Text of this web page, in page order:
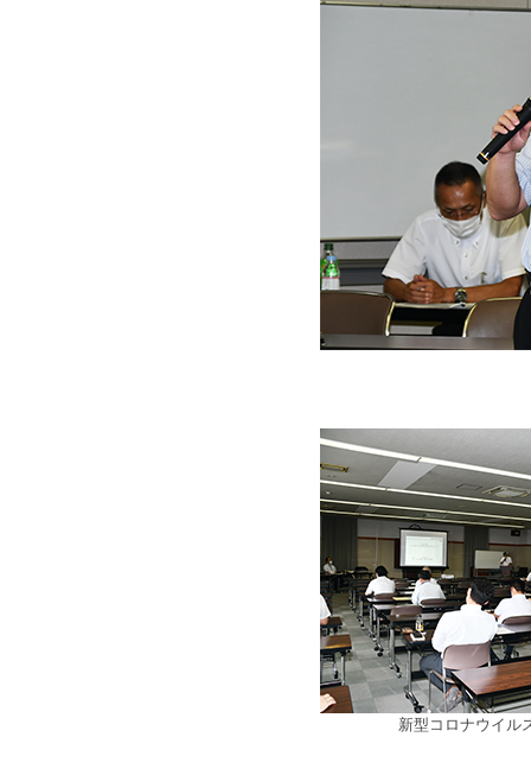
新型コロナウイル